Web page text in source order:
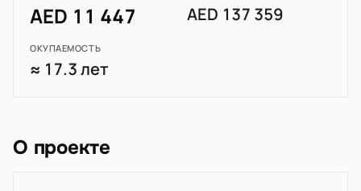
AED 11 447 AED 137 359
ОКУПАЕМОСТЬ
≈ 17.3 лет
О проекте